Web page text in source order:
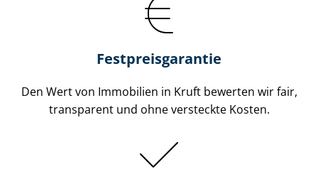
Festpreis​garantie
Den Wert von Immobilien in Kruft bewerten wir fair,
transparent und ohne versteckte Kosten.